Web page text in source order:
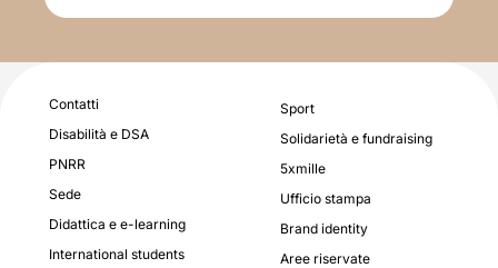
Contatti
Disabilità e DSA
PNRR
Sede
Didattica e e-learning
International students
Sport
Solidarietà e fundraising
5xmille
Ufficio stampa
Brand identity
Aree riservate